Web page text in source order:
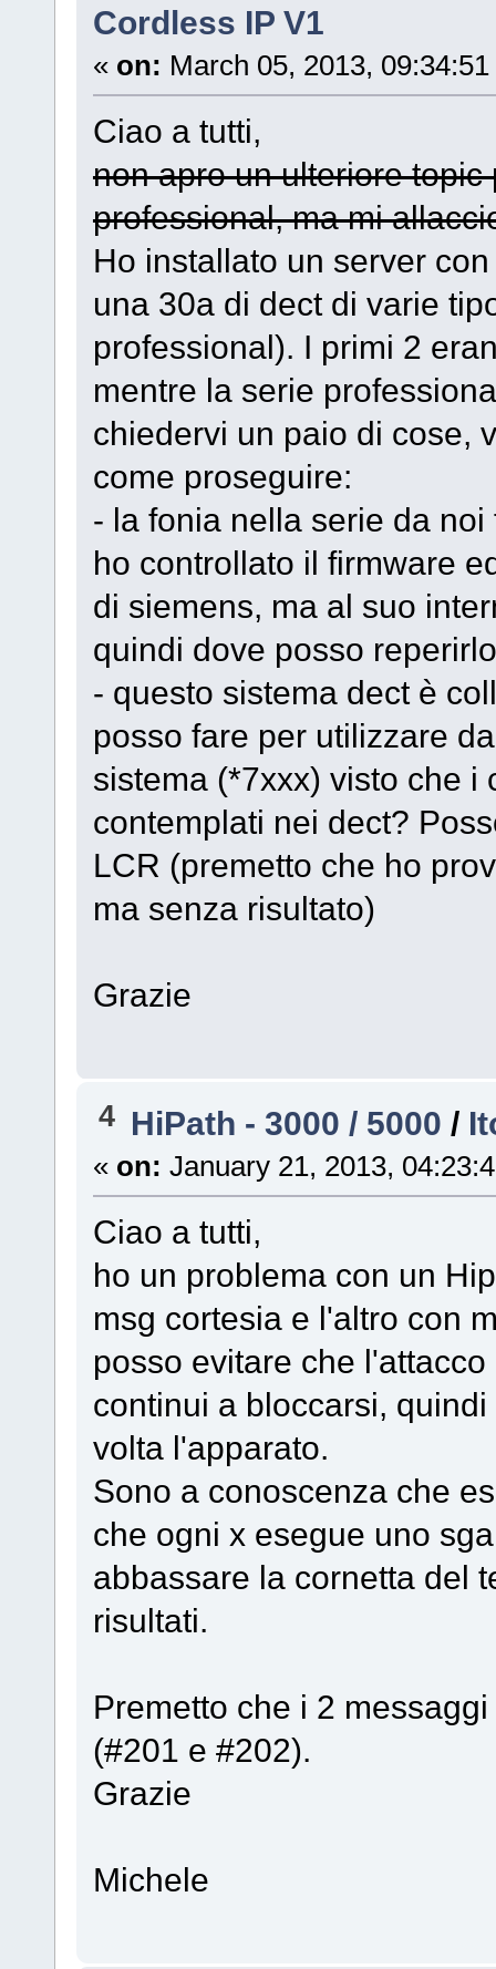
Cordless IP V1
« on: March 05, 2013,
Ciao a tutti,
non apro un ulteriore
professional, ma mi
Ho installato un server
una 30a di dect di varie
professional). I primi 2
mentre la serie
chiedervi un paio di cose,
come proseguire:
- la fonia nella serie da
ho controllato il firmware
di siemens, ma al suo
quindi dove posso
- questo sistema dect è
posso fare per utilizzare
sistema (*7xxx) visto che i
contemplati nei dect?
LCR (premetto che ho
ma senza risultato)
Grazie
4 HiPath - 3000 / 5000 /
« on: January 21, 2013,
Ciao a tutti,
ho un problema con un
msg cortesia e l'altro con
posso evitare che
continui a bloccarsi,
volta l'apparato.
Sono a conoscenza che
che ogni x esegue uno
abbassare la cornetta del
risultati.
Premetto che i 2
(#201 e #202).
Grazie
Michele